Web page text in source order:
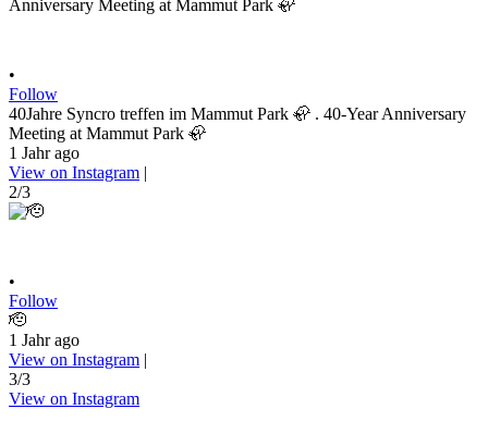
•
Follow
40Jahre Syncro treffen im Mammut Park 🦣 . 40-Year Anniversary
Meeting at Mammut Park 🦣
1 Jahr ago
View on Instagram |
2/3
•
Follow
🫡
1 Jahr ago
View on Instagram |
3/3
View on Instagram